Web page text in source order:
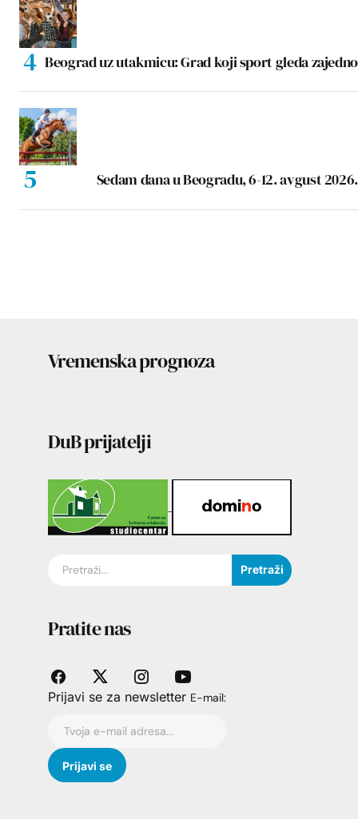
Beograd uz utakmicu: Grad koji sport gleda zajedno
Sedam dana u Beogradu, 6-12. avgust 2026.
Vremenska prognoza
DuB prijatelji
Pretraži
Pratite nas
Prijavi se za newsletter E-mail: